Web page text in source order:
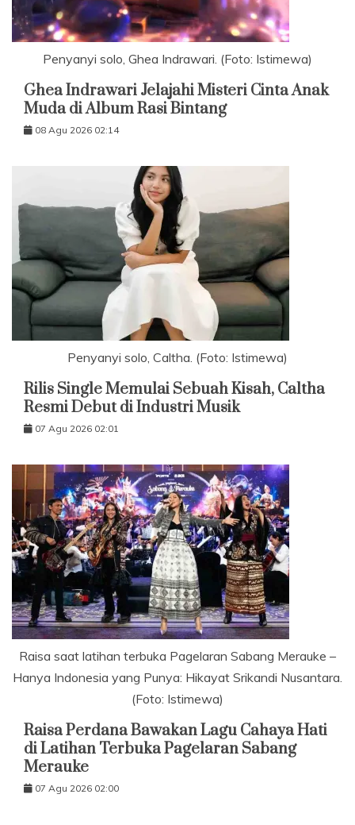
Penyanyi solo, Ghea Indrawari. (Foto: Istimewa)
Ghea Indrawari Jelajahi Misteri Cinta Anak
Muda di Album Rasi Bintang
08 Agu 2026 02:14
Penyanyi solo, Caltha. (Foto: Istimewa)
Rilis Single Memulai Sebuah Kisah, Caltha
Resmi Debut di Industri Musik
07 Agu 2026 02:01
Raisa saat latihan terbuka Pagelaran Sabang Merauke –
Hanya Indonesia yang Punya: Hikayat Srikandi Nusantara.
(Foto: Istimewa)
Raisa Perdana Bawakan Lagu Cahaya Hati
di Latihan Terbuka Pagelaran Sabang
Merauke
07 Agu 2026 02:00